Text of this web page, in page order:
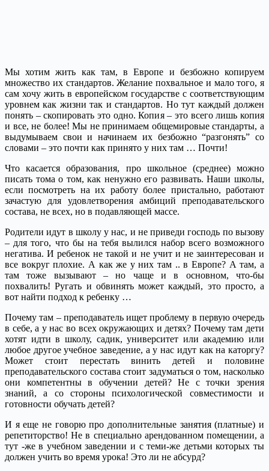
Мы хотим жить как там, в Европе и безбожно копируем
множество их стандартов. Желание похвальное и мало того, я
сам хочу жить в европейском государстве с соответствующим
уровнем как жизни так и стандартов. Но тут каждый должен
понять – скопировать это одно. Копия – это всего лишь копия
и все, не более! Мы не принимаем общемировые стандарты, а
выдумываем свои и начинаем их безбожно “разгонять” со
словами – это почти как принято у них там … Почти!
Что касается образования, про школьное (среднее) можно
писать тома о том, как ненужно его развивать. Наши школы,
если посмотреть на их работу более пристально, работают
зачастую для удовлетворения амбиций преподавательского
состава, не всех, но в подавляющей массе.
Родители идут в школу у нас, и не приведи господь по вызову
– для того, что бы на тебя вылился набор всего возможного
негатива. И ребенок не такой и не учит и не заинтересован и
все вокруг плохие. А как же у них там .. в Европе? А там, а
там тоже вызывают – но чаще и в основном, что-бы
похвалить! Ругать и обвинять может каждый, это просто, а
вот найти подход к ребенку …
Почему там – преподаватель ищет проблему в первую очередь
в себе, а у нас во всех окружающих и детях? Почему там дети
хотят идти в школу, садик, университет или академию или
любое другое учебное заведение, а у нас идут как на каторгу?
Может стоит перестать винить детей и половине
преподавательского состава стоит задуматься о том, насколько
они компетентны в обучении детей? Не с точки зрения
знаний, а со стороны психологической совместимости и
готовности обучать детей?
И я еще не говорю про дополнительные занятия (платные) и
репетиторство! Не в специально арендованном помещении, а
тут -же в учебном заведении и с теми-же детьми которых ты
должен учить во время урока! Это ли не абсурд?